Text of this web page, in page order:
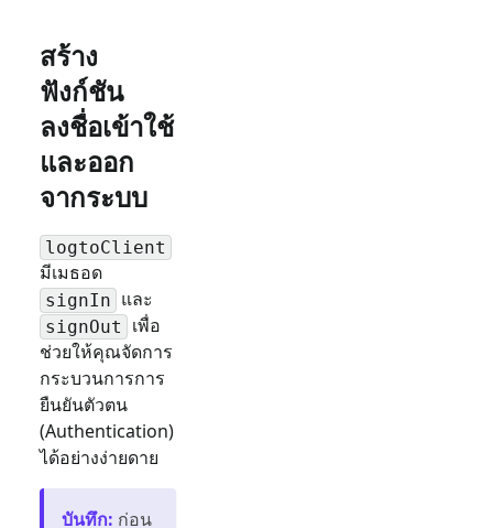
สร้าง
ฟังก์ชัน
ลงชื่อเข้าใช้
และออก
จากระบบ
logtoClient
มีเมธอด
signIn และ
signOut
เพื่อ
ช่วยให้คุณจัดการ
กระบวนการการ
ยืนยันตัวตน
(Authentication)
ได้อย่างง่ายดาย
บันทึก: ก่อน